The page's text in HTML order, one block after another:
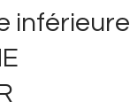
inférieure